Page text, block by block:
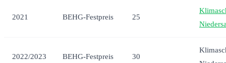
2021 BEHG-Festpreis 25
2022/2023 BEHG-Festpreis 30